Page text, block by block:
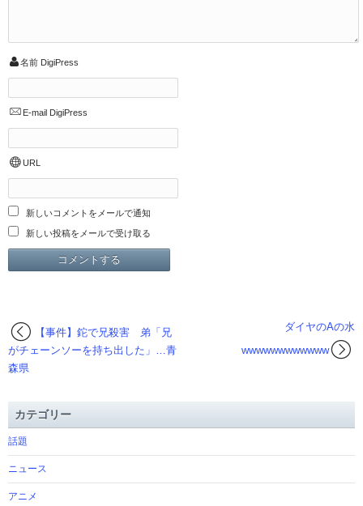
名前 DigiPress
E-mail DigiPress
URL
新しいコメントをメールで通知
新しい投稿をメールで受け取る
ダイヤのAの水
wwwwwwwwwwww
【事件】鉈で兄殺害 弟「兄
がチェーンソーを持ち出した」…青
森県
カテゴリー
話題
ニュース
アニメ